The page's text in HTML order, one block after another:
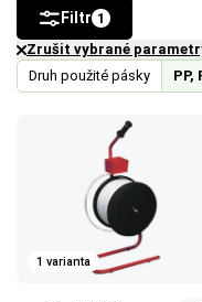
Druh použité pásky PP,
Zrušit vybrané
Filtr 1
1 varianta